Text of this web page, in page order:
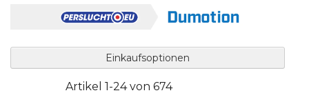
Artikel 1 -24von 674
Einkaufsoptionen